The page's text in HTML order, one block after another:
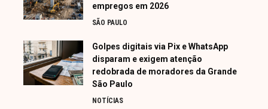
empregos em 2026
SÃO PAULO
Golpes digitais via Pix e WhatsApp
disparam e exigem atenção
redobrada de moradores da Grande
São Paulo
NOTÍCIAS